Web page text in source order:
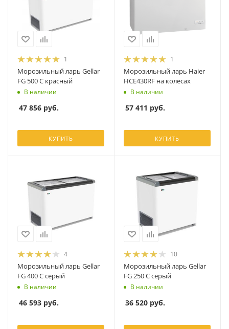
1
Морозильный ларь Gellar
FG 500 C красный
В наличии
47 856 руб.
КУПИТЬ
1
Морозильный ларь Haier
HCE430RF на колесах
В наличии
57 411 руб.
КУПИТЬ
4
Морозильный ларь Gellar
FG 400 C серый
В наличии
46 593 руб.
10
Морозильный ларь Gellar
FG 250 C серый
В наличии
36 520 руб.